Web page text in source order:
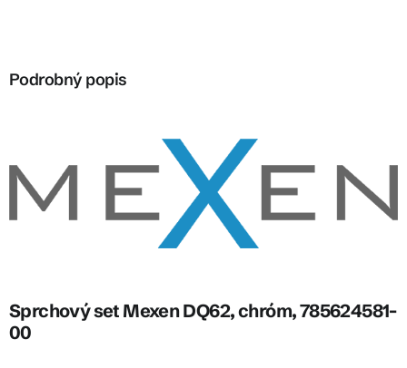
Podrobný popis
Sprchový set Mexen DQ62, chróm, 785624581-
00